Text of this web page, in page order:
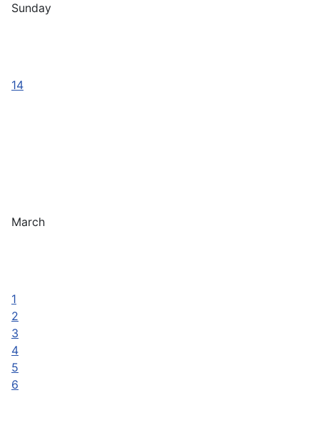
Sunday
14
March
1
2
3
4
5
6